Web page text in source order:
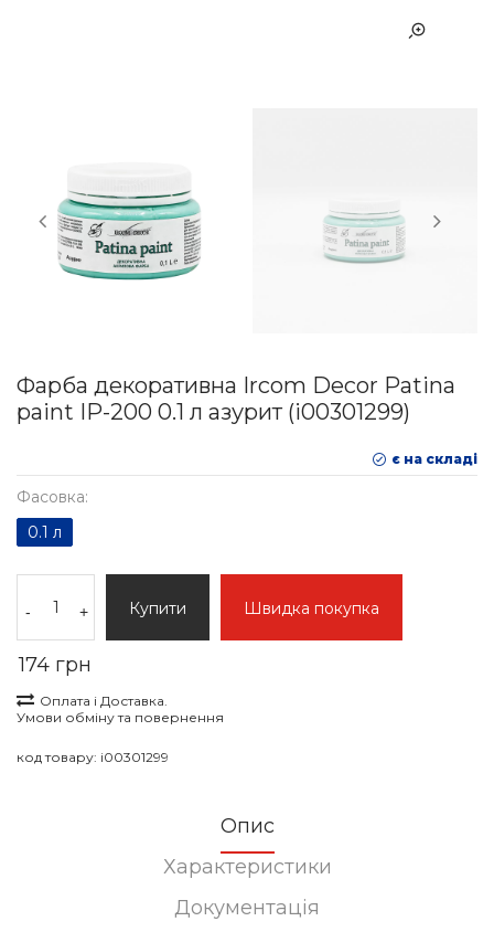
Фарба декоративна Ircom Decor Patina
paint IР-200 0.1 л азурит (i00301299)
є на складі
Фасовка:
0.1 л
- + Купити Швидка покупка
174 грн
Оплата і Доставка.
Умови обміну та повернення
код товару: i00301299
Опис
Характеристики
Документація